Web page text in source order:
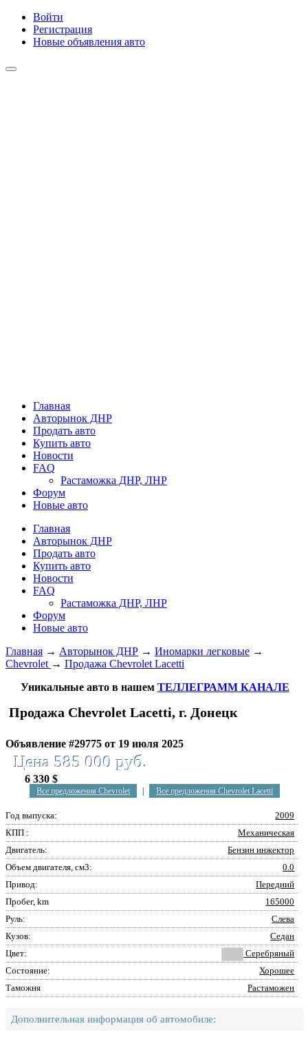
Войти
Регистрация
Новые объявления авто
Главная
Авторынок ДНР
Продать авто
Купить авто
Новости
FAQ
Растаможка ДНР, ЛНР
Форум
Новые авто
Главная
Авторынок ДНР
Продать авто
Купить авто
Новости
FAQ
Растаможка ДНР, ЛНР
Форум
Новые авто
Главная → Авторынок ДНР → Иномарки легковые →
Chevrolet → Продажа Chevrolet Lacetti
Уникальные авто в нашем ТЕЛЛЕГРАММ КАНАЛЕ
Продажа Chevrolet Lacetti, г. Донецк
Объявление #29775 от 19 июля 2025
Цена 585 000 руб.
6 330 $
Все предложения Chevrolet Все предложения Chevrolet Lacetti
Год выпуска:
2009
КПП :
Механическая
Двигатель:
Бензин инжектор
Объем двигателя, см3:
0.0
Привод:
Передний
Пробег, km
165000
Руль:
Слева
Кузов:
Седан
Цвет:
Серебряный
Состояние:
Хорошее
Таможня
Растаможен
Дополнительная информация об автомобиле: